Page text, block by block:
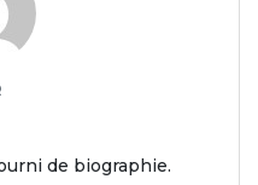
de biographie.